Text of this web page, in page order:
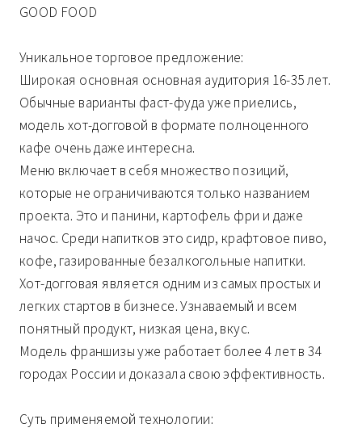
GOOD FOOD
Уникальное торговое предложение:
Широкая основная основная аудитория 16-35 лет.
Обычные варианты фаст-фуда уже приелись,
модель хот-догговой в формате полноценного
кафе очень даже интересна.
Меню включает в себя множество позиций,
которые не ограничиваются только названием
проекта. Это и панини, картофель фри и даже
начос. Среди напитков это сидр, крафтовое пиво,
кофе, газированные безалкогольные напитки.
Хот-догговая является одним из самых простых и
легких стартов в бизнесе. Узнаваемый и всем
понятный продукт, низкая цена, вкус.
Модель франшизы уже работает более 4 лет в 34
городах России и доказала свою эффективность.
Суть применяемой технологии: